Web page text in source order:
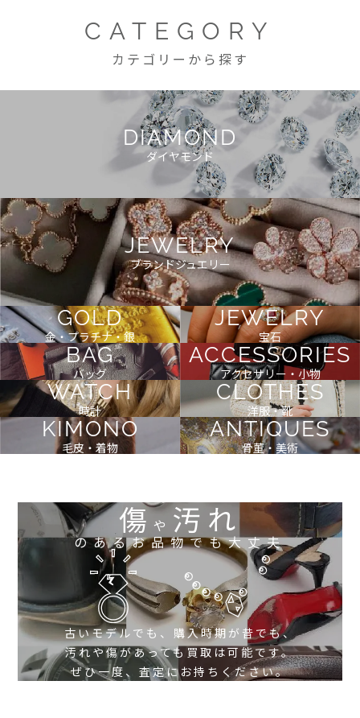
CATEGORY
カテゴリーから探す
DIAMOND
ダイヤモンド
JEWELRY
ブランドジュエリー
GOLD
金・プラチナ・銀
JEWELRY
宝石
BAG
バッグ
ACCESSORIES
アクセサリー・小物
WATCH
時計
CLOTHES
洋服・靴
KIMONO
毛皮・着物
ANTIQUES
骨董・美術
傷や 汚れ
のあるお品物でも大丈夫
古いモデルでも、購入時期が昔でも、
汚れや傷があっても買取は可能です。
ぜひ一度、査定にお持ちください。